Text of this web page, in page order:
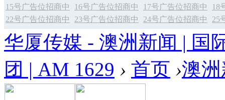
15号广告位招商中
16号广告位招商中 17号广告位招商中
18
22号广告位招商中
23号广告位招商中 24号广告位招商中 25
华厦传媒 - 澳洲新闻 | 国
团 | AM 1629 › 首页 ›澳